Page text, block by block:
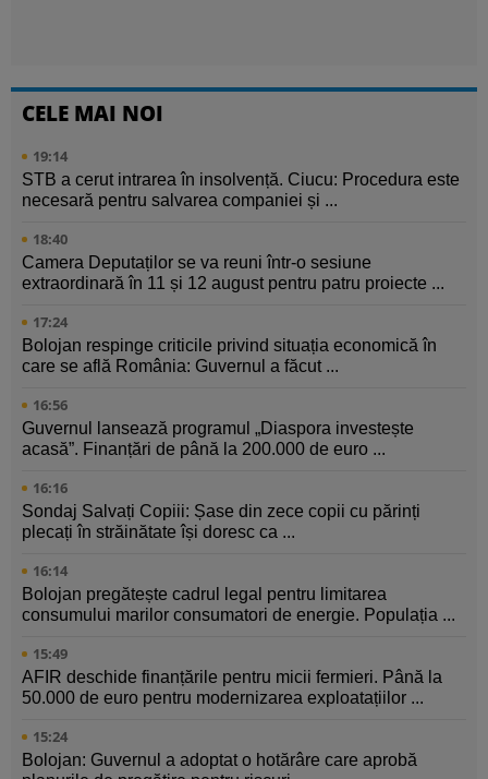
CELE MAI NOI
19:14
STB a cerut intrarea în insolvență. Ciucu: Procedura este
necesară pentru salvarea companiei și ...
18:40
Camera Deputaților se va reuni într-o sesiune
extraordinară în 11 și 12 august pentru patru proiecte ...
17:24
Bolojan respinge criticile privind situația economică în
care se află România: Guvernul a făcut ...
16:56
Guvernul lansează programul „Diaspora investește
acasă”. Finanțări de până la 200.000 de euro ...
16:16
Sondaj Salvați Copiii: Șase din zece copii cu părinți
plecați în străinătate își doresc ca ...
16:14
Bolojan pregătește cadrul legal pentru limitarea
consumului marilor consumatori de energie. Populația ...
15:49
AFIR deschide finanțările pentru micii fermieri. Până la
50.000 de euro pentru modernizarea exploatațiilor ...
15:24
Bolojan: Guvernul a adoptat o hotărâre care aprobă